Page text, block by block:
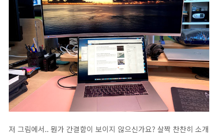
저 그림에서.. 뭔가 간결함이 보이지 않으신가요? 살짝 찬찬히 소개